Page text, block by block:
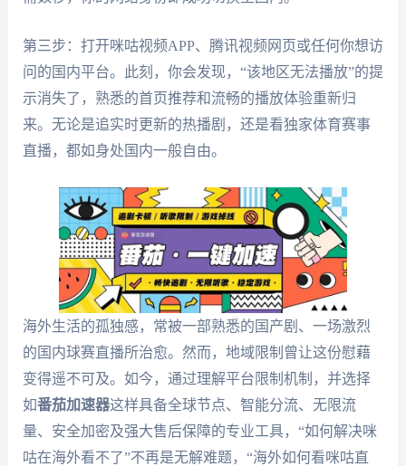
第三步：打开咪咕视频APP、腾讯视频网页或任何你想访
问的国内平台。此刻，你会发现，“该地区无法播放”的提
示消失了，熟悉的首页推荐和流畅的播放体验重新归
来。无论是追实时更新的热播剧，还是看独家体育赛事
直播，都如身处国内一般自由。
海外生活的孤独感，常被一部熟悉的国产剧、一场激烈
的国内球赛直播所治愈。然而，地域限制曾让这份慰藉
变得遥不可及。如今，通过理解平台限制机制，并选择
如番茄加速器这样具备全球节点、智能分流、无限流
量、安全加密及强大售后保障的专业工具，“如何解决咪
咕在海外看不了”不再是无解难题，“海外如何看咪咕直